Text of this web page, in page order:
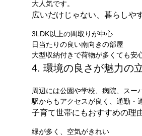
大人気です。
広いだけじゃない、暮らしや
3LDK以上の間取りが中心
日当たりの良い南向きの部屋
大型収納付きで荷物が多くても安
4. 環境の良さが魅力の
周辺には公園や学校、病院、スー
駅からもアクセスが良く、通勤・
子育て世帯にもおすすめの理
緑が多く、空気がきれい